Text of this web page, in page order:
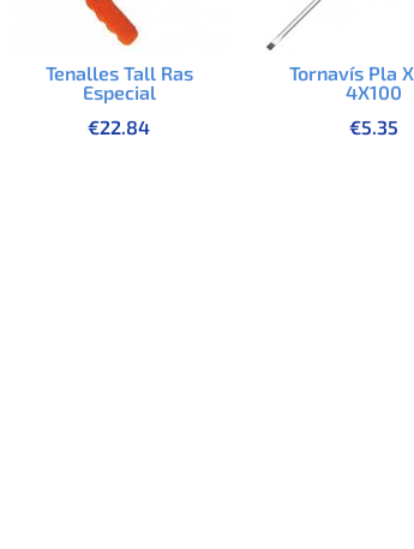
Tenalles Tall Ras
Especial
€22.84
Tornavís Pla
4X100
€5.35